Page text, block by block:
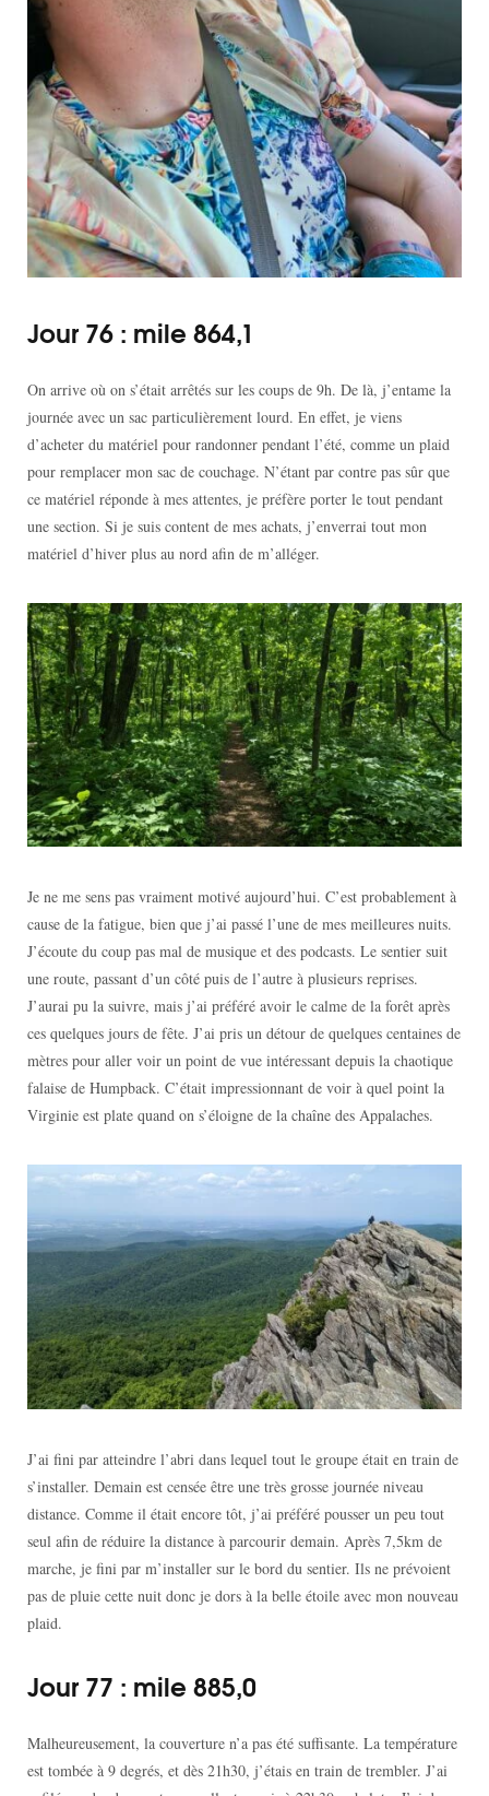
Jour 76 : mile 864,1
On arrive où on s’était arrêtés sur les coups de 9h. De là, j’entame la
journée avec un sac particulièrement lourd. En effet, je viens
d’acheter du matériel pour randonner pendant l’été, comme un plaid
pour remplacer mon sac de couchage. N’étant par contre pas sûr que
ce matériel réponde à mes attentes, je préfère porter le tout pendant
une section. Si je suis content de mes achats, j’enverrai tout mon
matériel d’hiver plus au nord afin de m’alléger.
Je ne me sens pas vraiment motivé aujourd’hui. C’est probablement à
cause de la fatigue, bien que j’ai passé l’une de mes meilleures nuits.
J’écoute du coup pas mal de musique et des podcasts. Le sentier suit
une route, passant d’un côté puis de l’autre à plusieurs reprises.
J’aurai pu la suivre, mais j’ai préféré avoir le calme de la forêt après
ces quelques jours de fête. J’ai pris un détour de quelques centaines de
mètres pour aller voir un point de vue intéressant depuis la chaotique
falaise de Humpback. C’était impressionnant de voir à quel point la
Virginie est plate quand on s’éloigne de la chaîne des Appalaches.
J’ai fini par atteindre l’abri dans lequel tout le groupe était en train de
s’installer. Demain est censée être une très grosse journée niveau
distance. Comme il était encore tôt, j’ai préféré pousser un peu tout
seul afin de réduire la distance à parcourir demain. Après 7,5km de
marche, je fini par m’installer sur le bord du sentier. Ils ne prévoient
pas de pluie cette nuit donc je dors à la belle étoile avec mon nouveau
plaid.
Jour 77 : mile 885,0
Malheureusement, la couverture n’a pas été suffisante. La température
est tombée à 9 degrés, et dès 21h30, j’étais en train de trembler. J’ai